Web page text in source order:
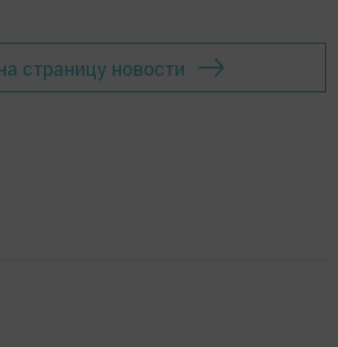
страницу новости